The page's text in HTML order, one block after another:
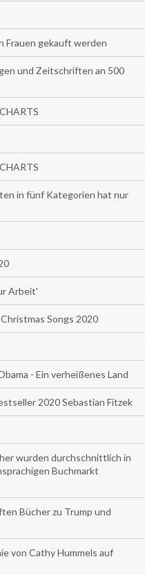
Frauen gekauft werden
und Zeitschriften an 500
in fünf Kategorien hat nur
Arbeit'
Songs 2020
- Ein verheißenes Land
2020 Sebastian Fitzek
wurden durchschnittlich in
Buchmarkt
Bücher zu Trump und
von Cathy Hummels auf